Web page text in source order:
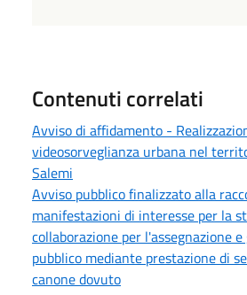
Contenuti correlati
Avviso di affidamento -
videosorveglianza urbana nel
Salemi
Avviso pubblico finalizzato alla
manifestazioni di interesse per la
collaborazione per l'assegnazione
pubblico mediante prestazione di
canone dovuto